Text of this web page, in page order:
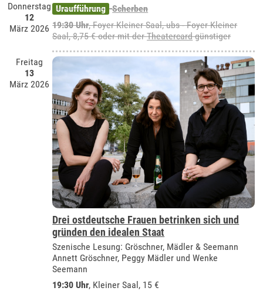
Donnerstag
12
März 2026
Uraufführung Scherben
19:30 Uhr, Foyer Kleiner Saal, ubs - Foyer Kleiner
Saal, 8,75 € oder mit derTheatercardgünstiger
Freitag
13
März 2026
Drei ostdeutsche Frauen betrinken sich und
gründen den idealen Staat
Szenische Lesung: Gröschner, Mädler & Seemann
Annett Gröschner, Peggy Mädler und Wenke
Seemann
19:30 Uhr, Kleiner Saal, 15 €